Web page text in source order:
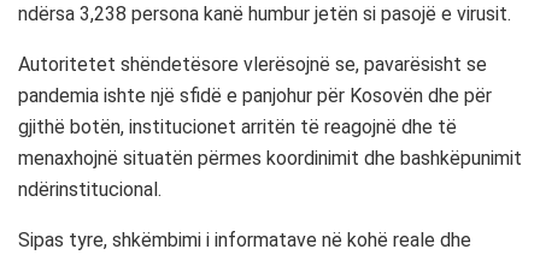
ndërsa 3,238 persona kanë humbur jetën si pasojë e virusit.
Autoritetet shëndetësore vlerësojnë se, pavarësisht se
pandemia ishte një sfidë e panjohur për Kosovën dhe për
gjithë botën, institucionet arritën të reagojnë dhe të
menaxhojnë situatën përmes koordinimit dhe bashkëpunimit
ndërinstitucional.
Sipas tyre, shkëmbimi i informatave në kohë reale dhe